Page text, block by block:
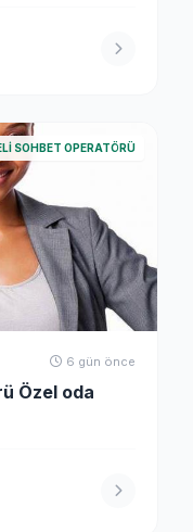
SOHBET OPERATÖRÜ
6 gün önce
Özel oda